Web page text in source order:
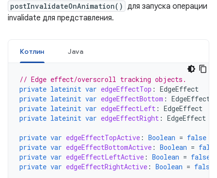
postInvalidateOnAnimation() для запуска операции
invalidate для представления.
Котлин Java
// Edge effect/overscroll tracking objects.
private lateinit var edgeEffectTop : EdgeEffect
private lateinit var edgeEffectBottom : EdgeEffect
private lateinit var edgeEffectLeft : EdgeEffect
private lateinit var edgeEffectRight : EdgeEffect
private var edgeEffectTopActive : Boolean = false
private var edgeEffectBottomActive : Boolean =
private var edgeEffectLeftActive : Boolean = false
private var edgeEffectRightActive : Boolean = false